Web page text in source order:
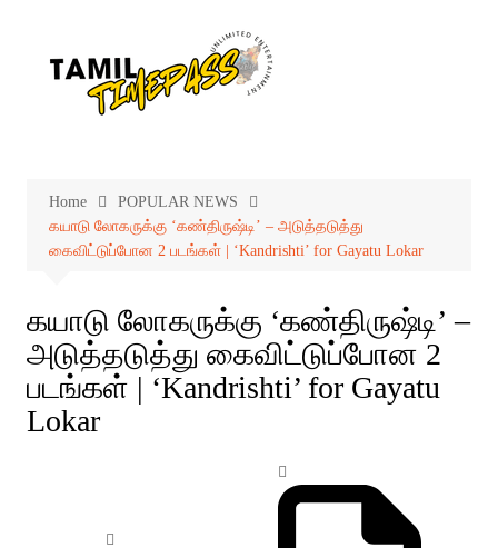
Home
POPULAR NEWS
கயாடு லோகருக்கு ‘கண்திருஷ்டி’ – அடுத்தடுத்து
கைவிட்டுப்போன 2 படங்கள் | ‘Kandrishti’ for Gayatu Lokar
கயாடு லோகருக்கு ‘கண்திருஷ்டி’ –
அடுத்தடுத்து கைவிட்டுப்போன 2
படங்கள் | ‘Kandrishti’ for Gayatu
Lokar